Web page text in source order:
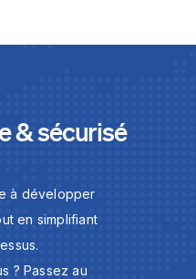
& sécurisé
à développer
en simplifiant
? Passez au